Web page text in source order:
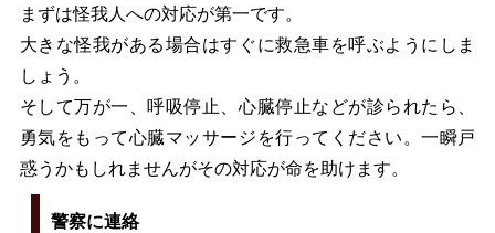
まずは怪我人への対応が第一です。
大きな怪我がある場合はすぐに救急車を呼ぶようにしま
しょう。
そして万が一、呼吸停止、心臓停止などが診られたら、
勇気をもって心臓マッサージを行ってください。一瞬戸
惑うかもしれませんがその対応が命を助けます。
警察に連絡